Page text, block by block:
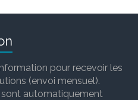
pour recevoir les
(envoi mensuel).
automatiquement